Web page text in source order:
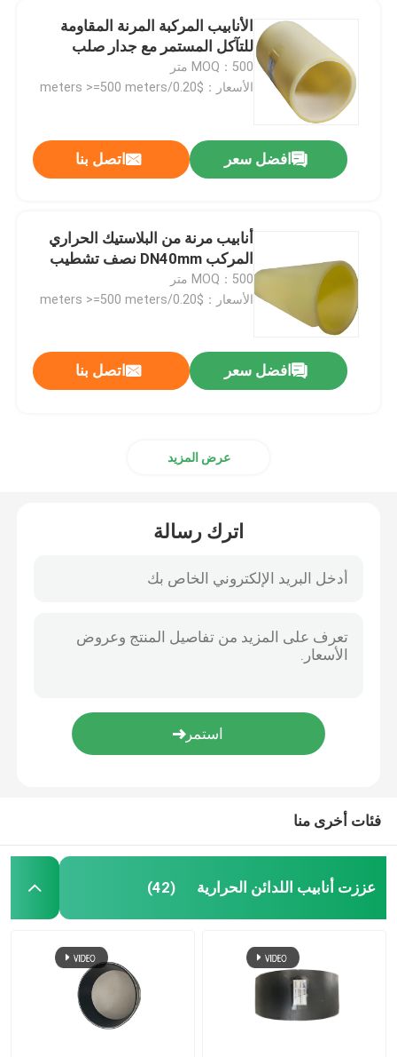
الأنابيب المركبة المستعبدين
التعدين الأنابيب المركبة
الأنابيب المركبة المستمرة ذات البوليمر العالي للغاية
الأنابيب المركبة المرنة المقاومة
للتآكل المستمر مع جدار صلب
MOQ：500 متر
الأسعار：$0.20/meters >=500 meters
افضل سعر اتصل بنا
أنابيب مرنة من البلاستيك الحراري
المركب DN40mm نصف تشطيب
MOQ：500 متر
الأسعار：$0.20/meters >=500 meters
افضل سعر اتصل بنا
عرض المزيد
اترك رسالة
فئات أخرى منا
عززت أنابيب اللدائن الحرارية (42)